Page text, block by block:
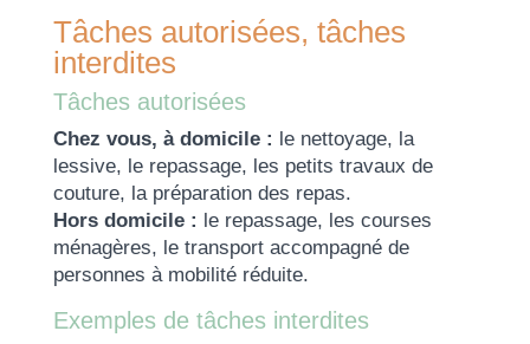
Tâches autorisées, tâches
interdites
Tâches autorisées
Chez vous, à domicile : le nettoyage, la
lessive, le repassage, les petits travaux de
couture, la préparation des repas.
Hors domicile : le repassage, les courses
ménagères, le transport accompagné de
personnes à mobilité réduite.
Exemples de tâches interdites